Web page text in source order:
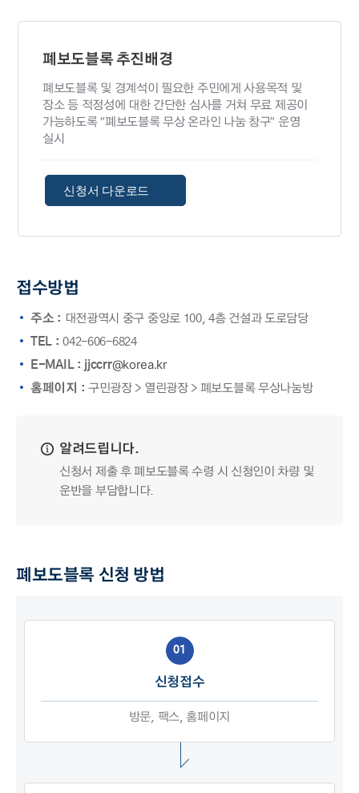
폐보도블록 추진배경
폐보도블록 및 경계석이 필요한 주민에게 사용목적 및
장소 등 적정성에 대한 간단한 심사를 거쳐 무료 제공이
가능하도록 “폐보도블록 무상 온라인 나눔 창구” 운영
실시
신청서 다운로드
접수방법
주소 : 대전광역시 중구 중앙로 100, 4층 건설과 도로담당
TEL : 042-606-6824
E-MAIL : jjccrr@korea.kr
홈페이지 : 구민광장 > 열린광장 > 폐보도블록 무상나눔방
알려드립니다.
신청서 제출 후 폐보도블록 수령 시 신청인이 차량 및
운반을 부담합니다.
폐보도블록 신청 방법
01
신청접수
방문, 팩스, 홈페이지